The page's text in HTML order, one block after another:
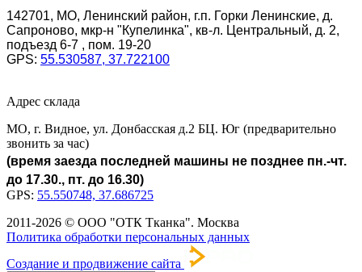
142701, МО, Ленинский район, г.п. Горки Ленинские, д.
Сапроново, мкр-н "Купелинка", кв-л. Центральный, д. 2,
подъезд 6-7 , пом. 19-20
GPS: 55.530587, 37.722100
Адрес склада
МО, г. Видное, ул. Донбасская д.2 БЦ. Юг (предварительно
звонить за час)
(время заезда последней машины не позднее пн.-чт.
до 17.30., пт. до 16.30)
GPS: 55.550748, 37.686725
2011-2026 © ООО "ОТК Тканка". Москва
Политика обработки персональных данных
Создание и продвижение сайта